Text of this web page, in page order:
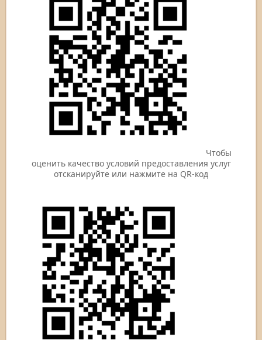
Чтобы
оценить качество условий предоставления услуг
отсканируйте или нажмите на QR-код